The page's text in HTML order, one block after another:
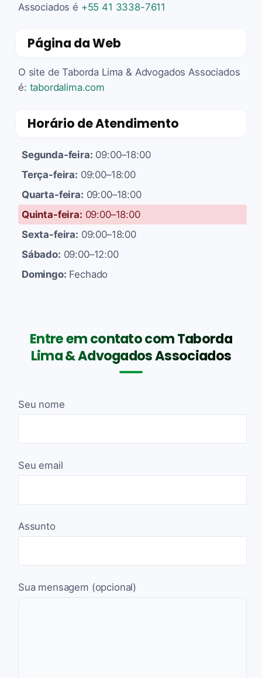
Associados é +55 41 3338-7611
Página da Web
O site de Taborda Lima & Advogados Associados
é: tabordalima.com
Horário de Atendimento
Segunda-feira: 09:00–18:00
Terça-feira: 09:00–18:00
Quarta-feira: 09:00–18:00
Quinta-feira: 09:00–18:00
Sexta-feira: 09:00–18:00
Sábado: 09:00–12:00
Domingo: Fechado
Entre em contato com Taborda
Lima & Advogados Associados
Seu nome
Seu email
Assunto
Sua mensagem (opcional)